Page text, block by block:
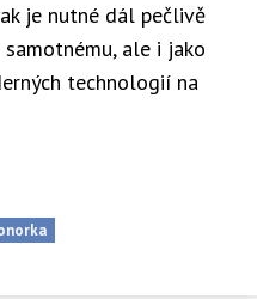
je nutné dál pečlivě
ale i jako
technologií na